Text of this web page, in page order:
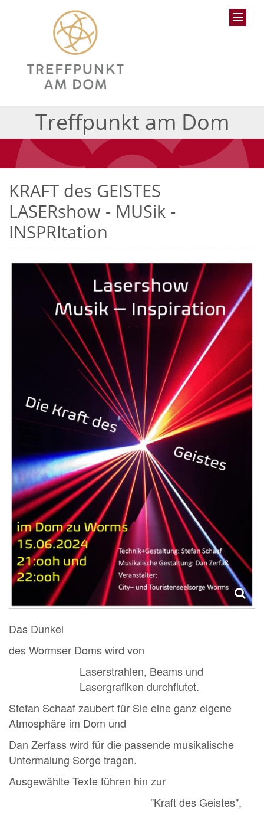
Treffpunkt am Dom
KRAFT des GEISTES
LASERshow - MUSik -
INSPRItation
Das Dunkel
des Wormser Doms wird von
Laserstrahlen, Beams und
Lasergrafiken durchflutet.
Stefan Schaaf zaubert für Sie eine ganz eigene
Atmosphäre im Dom und
Dan Zerfass wird für die passende musikalische
Untermalung Sorge tragen.
Ausgewählte Texte führen hin zur
"Kraft des Geistes",